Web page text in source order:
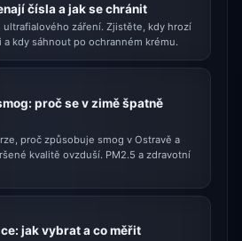
čísla a jak se chránit
záření. Zjistěte, kdy hrozí
kdy sáhnout po ochranném krému.
proč se v zimě špatně
proč způsobuje smog v Ostravě a
kvalitě ovzduší. PM2.5 a zdravotní
jak vybrat a co měřit